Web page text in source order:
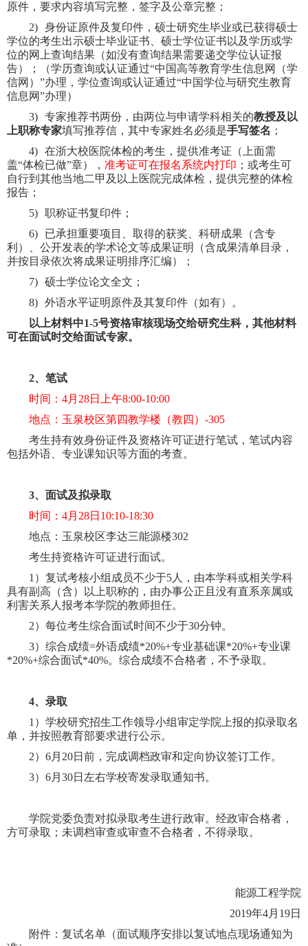
原件，要求内容填写完整，签字及公章完整；
2) 身份证原件及复印件，硕士研究生毕业或已获得硕士
学位的考生出示硕士毕业证书、硕士学位证书以及学历或学
位的网上查询结果（如没有查询结果需要递交学位认证报
告）；（学历查询或认证通过“中国高等教育学生信息网（学
信网）”办理，学位查询或认证通过“中国学位与研究生教育
信息网”办理）
3) 专家推荐书两份，由两位与申请学科相关的教授及以
上职称专家填写推荐信，其中专家姓名必须是手写签名 ；
4) 在浙大校医院体检的考生，提供准考证（上面需
盖“体检已做”章）， 准考证可在报名系统内打印 ；或考生可
自行到其他当地二甲及以上医院完成体检，提供完整的体检
报告；
5) 职称证书复印件；
6)
已承担重要项目、取得的获奖、科研成果（含专
利）、公开发表的学术论文等成果证明（含成果清单目录，
并按目录依次将成果证明排序汇编）；
7) 硕士学位论文全文；
8) 外语水平证明原件及其复印件（如有）。
以上材料中1-5号资格审核现场交给研究生科，其他材料
可在面试时交给面试专家。
2、笔试
时间： 4月 28日上午8:00-10:00
地点：玉泉校区第四教学楼（教四）-305
考生持有效身份证件及资格许可证进行笔试，笔试内容
包括外语、专业课知识等方面的考查。
3、面试及拟录取
时间： 4月 28日10:10-18:30
地点：玉泉校区李达三能源楼302
考生持资格许可证进行面试。
1 ）复试考核小组成员不少于5 人，由本学科或相关学科
具有副高（含）以上职称的，由办事公正且没有直系亲属或
利害关系人报考本学院的教师担任。
2）每位考生综合面试时间不少于30分钟。
3）综合成绩=外语成绩*20%+专业基础课*20%+专业课
*20%+综合面试*40%。综合成绩不合格者，不予录取。
4、录取
1 ）学校研究招生工作领导小组审定学院上报的拟录取名
单，并按照教育部要求进行公示。
2） 6月 20日前，完成调档政审和定向协议签订工作。
3） 6月 30日左右学校寄发录取通知书。
学院党委负责对拟录取考生进行政审。经政审合格者，
方可录取；未调档审查或审查不合格者，不得录取。
能源工程学院
2019年4月 19日
附件：复试名单（面试顺序安排以复试地点现场通知为